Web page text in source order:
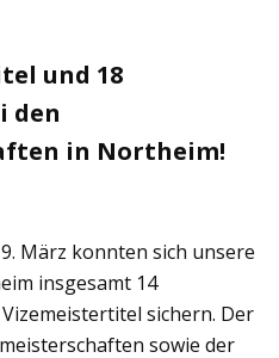
und 18
den
in Northeim!
März konnten sich unsere
insgesamt 14
sichern. Der
sowie der